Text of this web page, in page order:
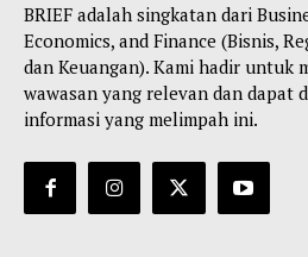
BRIEF adalah singkatan dari
Economics, and Finance (Bisnis,
dan Keuangan). Kami hadir untuk
wawasan yang relevan dan dapat
informasi yang melimpah ini.